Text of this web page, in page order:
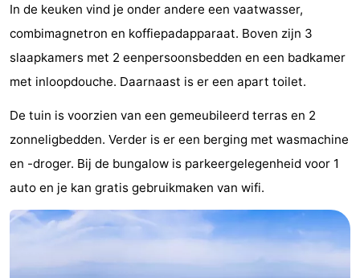
Wijngaerde
(&
breakfasts)
Campings
Hotels
Vakantiehuizen
-
Buitenhof
Domburg
-
Hof
Domburg
-
Westhove
minutes
Strand
In de keuken vind je onder andere een vaatwasser,
combimagnetron en koffiepadapparaat. Boven zijn 3
slaapkamers met 2 eenpersoonsbedden en een badkamer
met inloopdouche. Daarnaast is er een apart toilet.
De tuin is voorzien van een gemeubileerd terras en 2
zonneligbedden. Verder is er een berging met wasmachine
en -droger. Bij de bungalow is parkeergelegenheid voor 1
auto en je kan gratis gebruikmaken van wifi.